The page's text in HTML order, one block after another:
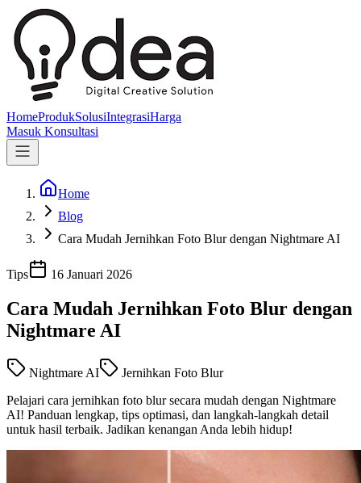
HomeProdukSolusiIntegrasiHarga
Masuk Konsultasi
Home
Blog
Cara Mudah Jernihkan Foto Blur dengan Nightmare AI
Tips 16 Januari 2026
Cara Mudah Jernihkan Foto Blur dengan
Nightmare AI
Nightmare AI
Jernihkan Foto Blur
Pelajari cara jernihkan foto blur secara mudah dengan Nightmare
AI! Panduan lengkap, tips optimasi, dan langkah-langkah detail
untuk hasil terbaik. Jadikan kenangan Anda lebih hidup!